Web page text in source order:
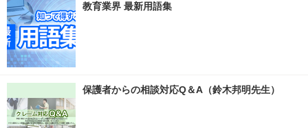
教育業界 最新用語集
保護者からの相談対応Q＆A（鈴木邦明先生）